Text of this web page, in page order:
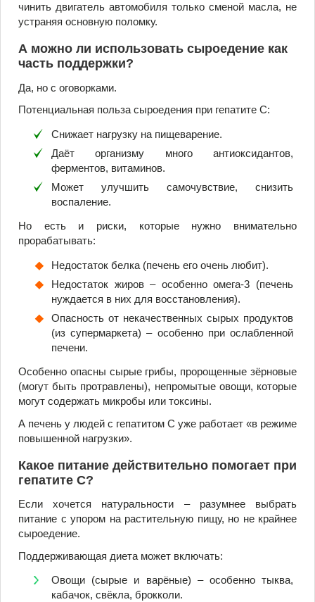
чинить двигатель автомобиля только сменой масла, не
устраняя основную поломку.
А можно ли использовать сыроедение как
часть поддержки?
Да, но с оговорками.
Потенциальная польза сыроедения при гепатите С:
Снижает нагрузку на пищеварение.
Даёт организму много антиоксидантов,
ферментов, витаминов.
Может улучшить самочувствие, снизить
воспаление.
Но есть и риски, которые нужно внимательно
прорабатывать:
Недостаток белка (печень его очень любит).
Недостаток жиров – особенно омега-3 (печень
нуждается в них для восстановления).
Опасность от некачественных сырых продуктов
(из супермаркета) – особенно при ослабленной
печени.
Особенно опасны сырые грибы, пророщенные зёрновые
(могут быть протравлены), непромытые овощи, которые
могут содержать микробы или токсины.
А печень у людей с гепатитом С уже работает «в режиме
повышенной нагрузки».
Какое питание действительно помогает при
гепатите С?
Если хочется натуральности – разумнее выбрать
питание с упором на растительную пищу, но не крайнее
сыроедение.
Поддерживающая диета может включать:
Овощи (сырые и варёные) – особенно тыква,
кабачок, свёкла, брокколи.